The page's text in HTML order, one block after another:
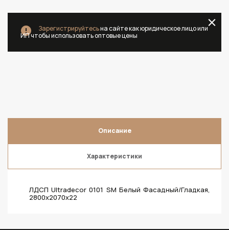
Зарегистрируйтесьна сайте как юридическое лицо или
ИП чтобы использовать оптовые цены
Описание
Характеристики
ЛДСП Ultradecor 0101 SM Белый Фасадный/Гладкая,
2800х2070х22